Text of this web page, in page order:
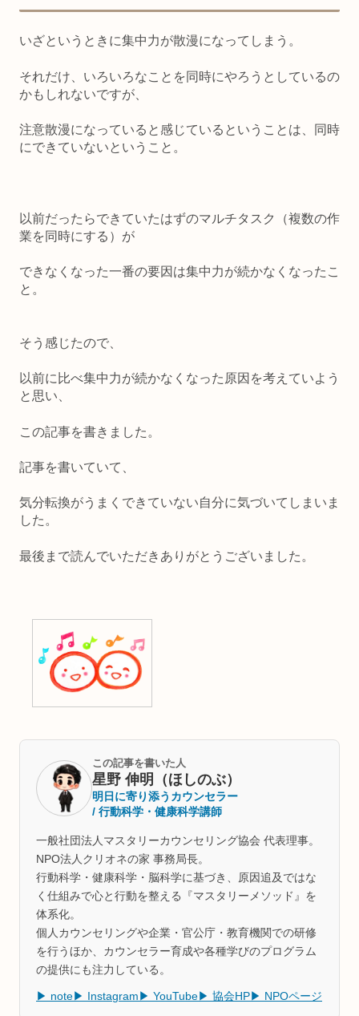
いざというときに集中力が散漫になってしまう。
それだけ、いろいろなことを同時にやろうとしているの
かもしれないですが、
注意散漫になっていると感じているということは、同時
にできていないということ。
以前だったらできていたはずのマルチタスク（複数の作
業を同時にする）が
できなくなった一番の要因は集中力が続かなくなったこ
と。
そう感じたので、
以前に比べ集中力が続かなくなった原因を考えていよう
と思い、
この記事を書きました。
記事を書いていて、
気分転換がうまくできていない自分に気づいてしまいま
した。
最後まで読んでいただきありがとうございました。
この記事を書いた人
星野 伸明（ほしのぶ）
明日に寄り添うカウンセラー
/ 行動科学・健康科学講師
一般社団法人マスタリーカウンセリング協会 代表理事。
NPO法人クリオネの家 事務局長。
行動科学・健康科学・脳科学に基づき、原因追及ではな
く仕組みで心と行動を整える『マスタリーメソッド』を
体系化。
個人カウンセリングや企業・官公庁・教育機関での研修
を行うほか、カウンセラー育成や各種学びのプログラム
の提供にも注力している。
▶ note ▶ Instagram ▶ YouTube ▶ 協会HP ▶ NPOページ